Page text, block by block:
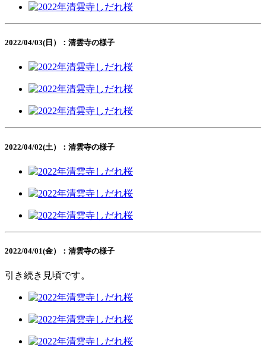
2022/04/03(日）：清雲寺の様子
2022/04/02(土）：清雲寺の様子
2022/04/01(金）：清雲寺の様子
引き続き見頃です。